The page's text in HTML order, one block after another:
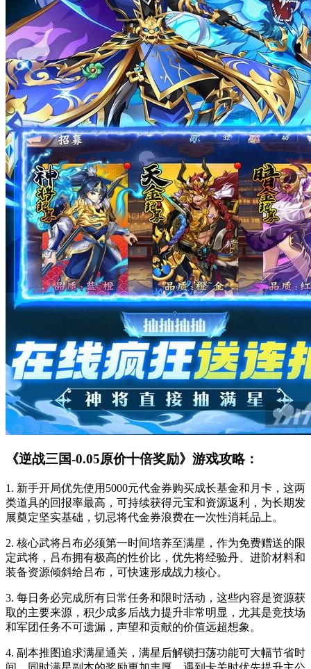
《逆战三国-0.05原价十倍奖励》游戏攻略：
1. 新手开局优先使用5000元代金券购买成长基金和月卡，这两
类道具的回报率最高，可持续获得元宝和资源返利，为长期发
展奠定坚实基础，切忌将代金券浪费在一次性消耗品上。
2. 核心武将吕布必须第一时间培养至满星，作为免费赠送的限
定武将，吕布拥有极高的性价比，优先将经验丹、进阶材料和
装备资源倾斜给吕布，可快速形成战力核心。
3. 每日务必完成所有日常任务和限时活动，这些内容是资源获
取的主要来源，积少成多后战力提升非常明显，尤其是竞技场
和军团任务不可遗漏，声望和贡献的价值远超想象。
4. 副本推图追求满星通关，满星后解锁扫荡功能可大幅节省时